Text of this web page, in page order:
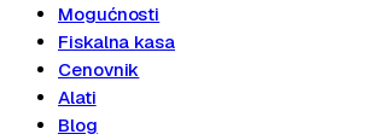
Mogućnosti
Fiskalna kasa
Cenovnik
Alati
Blog